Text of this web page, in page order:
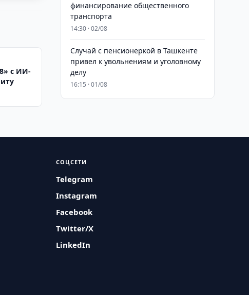
с ИИ-
финансирование общественного
транспорта
14:30 · 02/08
Случай с пенсионеркой в Ташкенте
привел к увольнениям и уголовному
делу
16:15 · 01/08
СОЦСЕТИ
Telegram
Instagram
Facebook
Twitter/X
LinkedIn